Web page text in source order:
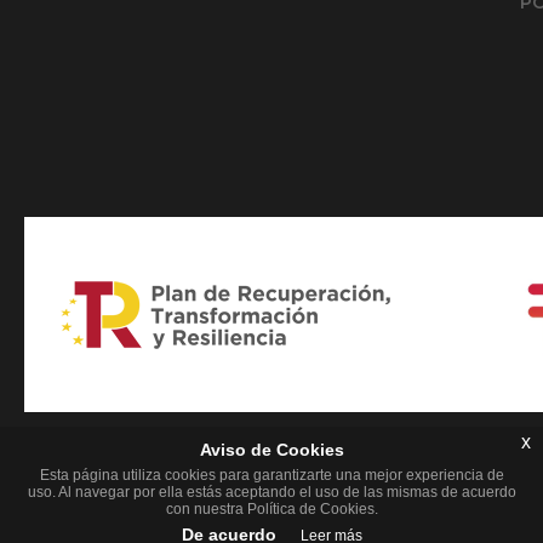
Aviso de Cookies
Esta página utiliza cookies para garantizarte una mejor experiencia de
uso. Al navegar por ella estás aceptando el uso de las mismas de acuerdo
con nuestra Política de Cookies.
De acuerdo Leer más
x